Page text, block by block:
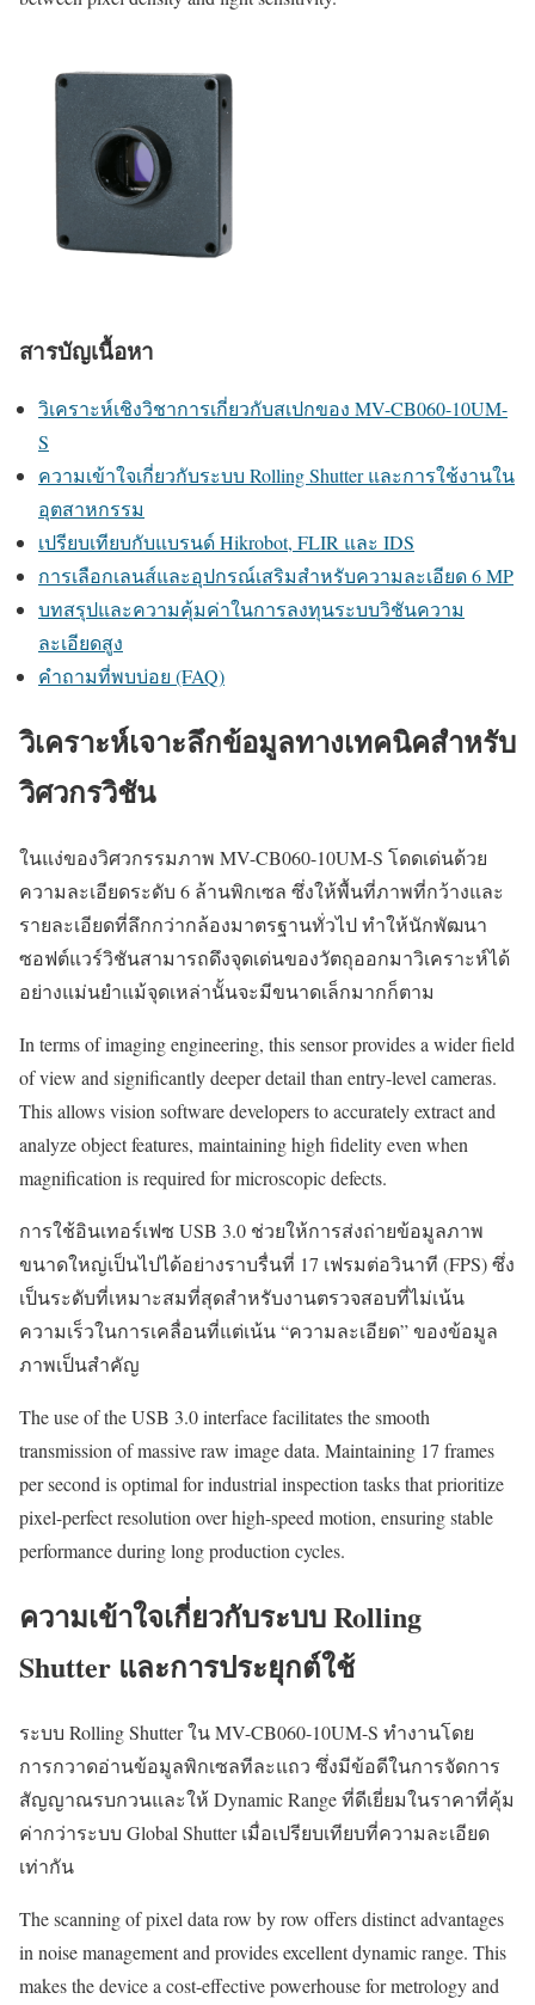
สารบัญเนื้อหา
วิเคราะห์เชิงวิชาการเกี่ยวกับสเปกของ MV-CB060-10UM-
S
ความเข้าใจเกี่ยวกับระบบ Rolling Shutter และการใช้งานใน
อุตสาหกรรม
เปรียบเทียบกับแบรนด์ Hikrobot, FLIR และ IDS
การเลือกเลนส์และอุปกรณ์เสริมสำหรับความละเอียด 6 MP
บทสรุปและความคุ้มค่าในการลงทุนระบบวิชันความ
ละเอียดสูง
คำถามที่พบบ่อย (FAQ)
วิเคราะห์เจาะลึกข้อมูลทางเทคนิคสำหรับ
วิศวกรวิชัน
ในแง่ของวิศวกรรมภาพ MV-CB060-10UM-S โดดเด่นด้วย
ความละเอียดระดับ 6 ล้านพิกเซล ซึ่งให้พื้นที่ภาพที่กว้างและ
รายละเอียดที่ลึกกว่ากล้องมาตรฐานทั่วไป ทำให้นักพัฒนา
ซอฟต์แวร์วิชันสามารถดึงจุดเด่นของวัตถุออกมาวิเคราะห์ได้
อย่างแม่นยำแม้จุดเหล่านั้นจะมีขนาดเล็กมากก็ตาม
In terms of imaging engineering, this sensor provides a wider field
of view and significantly deeper detail than entry-level cameras.
This allows vision software developers to accurately extract and
analyze object features, maintaining high fidelity even when
magnification is required for microscopic defects.
การใช้อินเทอร์เฟซ USB 3.0 ช่วยให้การส่งถ่ายข้อมูลภาพ
ขนาดใหญ่เป็นไปได้อย่างราบรื่นที่ 17 เฟรมต่อวินาที (FPS) ซึ่ง
เป็นระดับที่เหมาะสมที่สุดสำหรับงานตรวจสอบที่ไม่เน้น
ความเร็วในการเคลื่อนที่แต่เน้น “ความละเอียด” ของข้อมูล
ภาพเป็นสำคัญ
The use of the USB 3.0 interface facilitates the smooth
transmission of massive raw image data. Maintaining 17 frames
per second is optimal for industrial inspection tasks that prioritize
pixel-perfect resolution over high-speed motion, ensuring stable
performance during long production cycles.
ความเข้าใจเกี่ยวกับระบบ Rolling
Shutter และการประยุกต์ใช้
ระบบ Rolling Shutter ใน MV-CB060-10UM-S ทำงานโดย
การกวาดอ่านข้อมูลพิกเซลทีละแถว ซึ่งมีข้อดีในการจัดการ
สัญญาณรบกวนและให้ Dynamic Range ที่ดีเยี่ยมในราคาที่คุ้ม
ค่ากว่าระบบ Global Shutter เมื่อเปรียบเทียบที่ความละเอียด
เท่ากัน
The scanning of pixel data row by row offers distinct advantages
in noise management and provides excellent dynamic range. This
makes the device a cost-effective powerhouse for metrology and